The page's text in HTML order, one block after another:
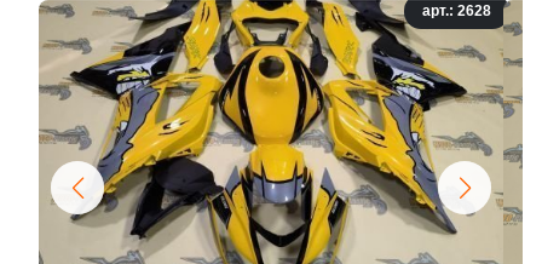
арт.: 2628